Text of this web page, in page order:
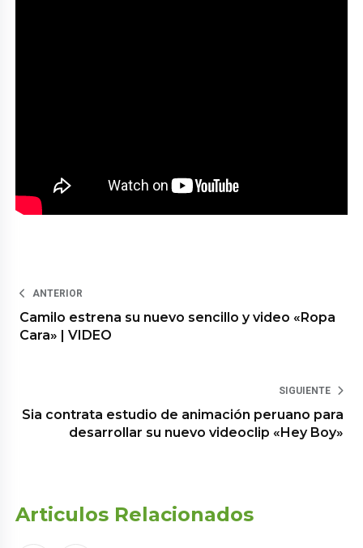
ANTERIOR
Camilo estrena su nuevo sencillo y video «Ropa
Cara» | VIDEO
SIGUIENTE
Sia contrata estudio de animación peruano para
desarrollar su nuevo videoclip «Hey Boy»
Articulos Relacionados